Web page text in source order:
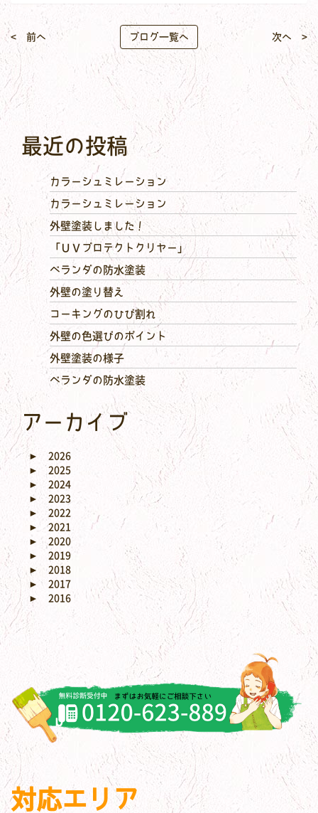
< 前へ ブログ一覧へ 次へ >
最近の投稿
カラーシュミレーション
カラーシュミレーション
外壁塗装しました！
「ＵＶプロテクトクリヤー」
ベランダの防水塗装
外壁の塗り替え
コーキングのひび割れ
外壁の色選びのポイント
外壁塗装の様子
ベランダの防水塗装
アーカイブ
►
2026
►
2025
►
2024
►
2023
►
2022
►
2021
► 2020
►
2019
►
2018
► 2017
►
2016
対応エリア